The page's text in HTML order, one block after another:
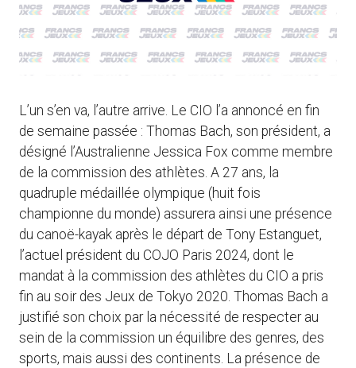
L’un s’en va, l’autre arrive. Le CIO l’a annoncé en fin
de semaine passée : Thomas Bach, son président, a
désigné l’Australienne Jessica Fox comme membre
de la commission des athlètes. A 27 ans, la
quadruple médaillée olympique (huit fois
championne du monde) assurera ainsi une présence
du canoë-kayak après le départ de Tony Estanguet,
l’actuel président du COJO Paris 2024, dont le
mandat à la commission des athlètes du CIO a pris
fin au soir des Jeux de Tokyo 2020. Thomas Bach a
justifié son choix par la nécessité de respecter au
sein de la commission un équilibre des genres, des
sports, mais aussi des continents. La présence de